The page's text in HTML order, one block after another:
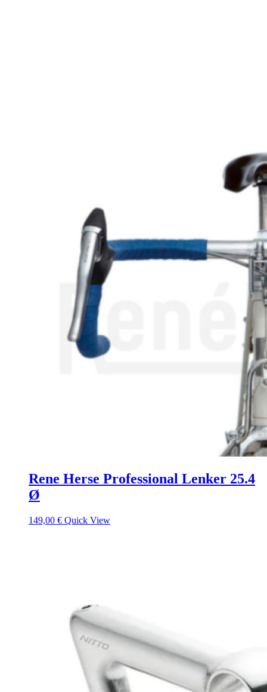
Rene Herse Professional Lenker 25.4
Ø
149,00 € Quick View